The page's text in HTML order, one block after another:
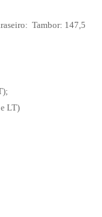
Tambor: 147,5